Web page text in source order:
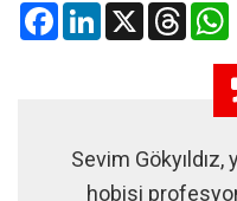
FacebookLinkedIn
X
Sevim
hobisi